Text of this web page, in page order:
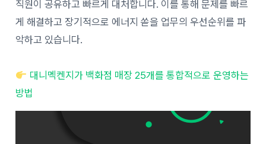
직원이 공유하고 빠르게 대처합니다. 이를 통해 문제를 빠르
게 해결하고 장기적으로 에너지 쏟을 업무의 우선순위를 파
악하고 있습니다.
대니멕켄지가 백화점 매장 25개를 통합적으로 운영하는
방법